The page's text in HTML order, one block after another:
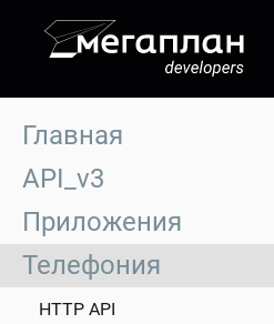
Главная
API_v3
Приложения
Телефония
HTTP API